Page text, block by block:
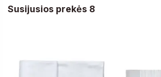
Susijusios prekės 8